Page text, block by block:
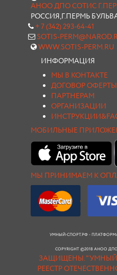
АНОО ДПО СОТИС
РОССИЯ,Г.ПЕРМЬ
+ 7 (342) 293-64-41
SOTIS-
WWW.SOTIS-PERM.RU
ИНФОРМАЦИЯ
МЫ В КОНТАКТЕ
ДОГОВОР ОФЕРТЫ
ПАРТНЕРАМ
ОРГАНИЗАЦИИ
МОБИЛЬНЫЕ
МЫ ПРИНИМАЕМ К
УМНЫЙ-СПОРТ.РФ -
COPYRIGHT ©2018 АНОО
ЗАЩИЩЕНЫ."УМНЫЙ
РЕЕСТР